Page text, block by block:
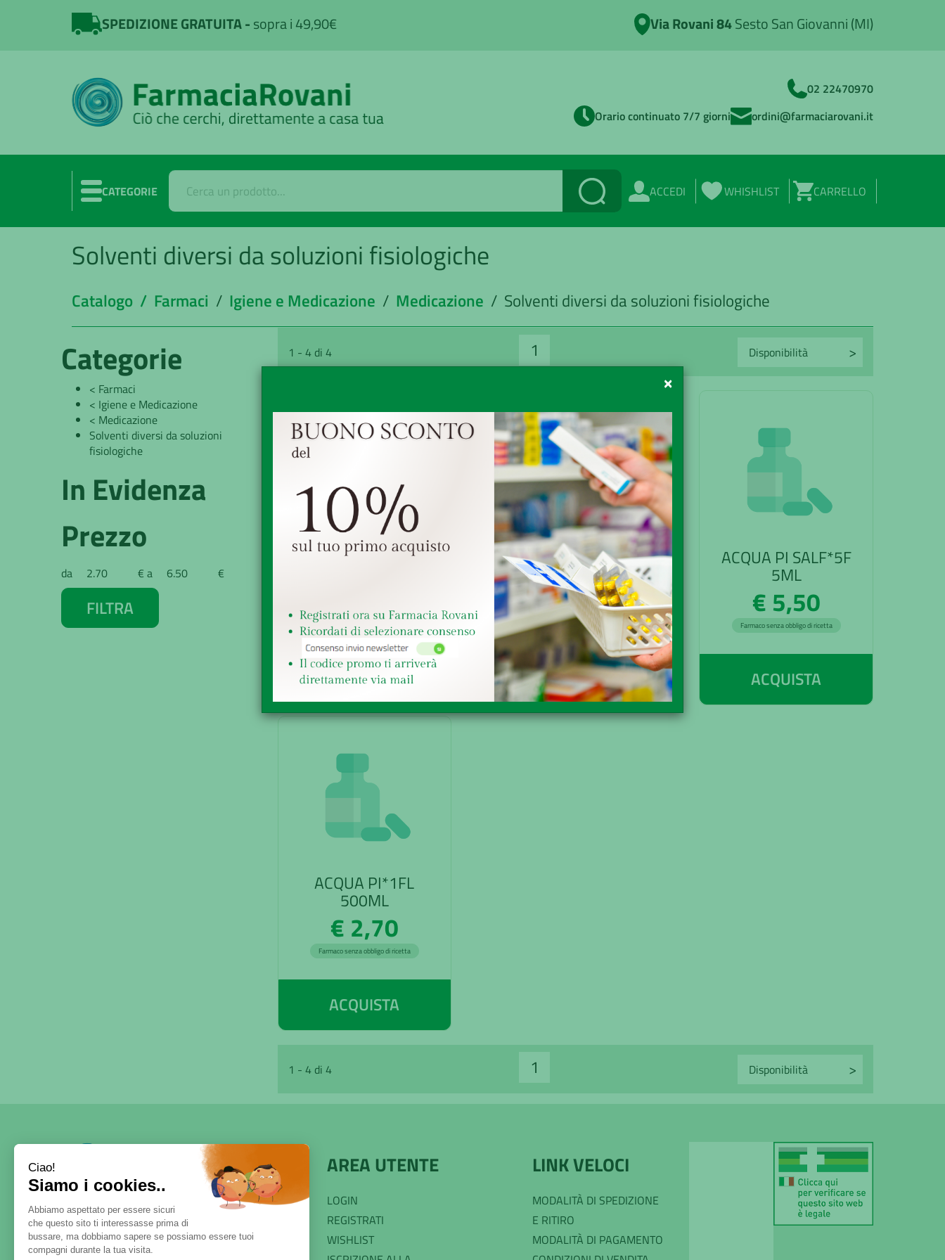
SPEDIZIONE GRATUITA sopra i 49,90€ Via Rovani 84Sesto San Giovanni (MI)
02 22470970
Orario continuato 7/7 giorni
ordini@farmaciarovani.it
CATEGORIE ACCEDI WHISHLIST CARRELLO
Cerca
Solventi diversi da soluzioni fisiologiche
Catalogo / Farmaci / Igiene e Medicazione / Medicazione / Solventi diversi da soluzioni fisiologiche
Categorie
< Farmaci
< Igiene e Medicazione
< Medicazione
Solventi diversi da soluzioni
fisiologiche
In Evidenza
Prezzo
filtra
da
da €
filtra
a
a €
1 - 4 di 4 1
ACQUA PI SALF*1FL
€ 3,00
Farmaco senza obbligo di ricetta
ACQUISTA
ACQUA PI SALF*5F
10ML
€ 6,50
Farmaco senza obbligo di ricetta
ACQUISTA
ACQUA PI SALF*5F
5ML
€ 5,50
Farmaco senza obbligo di ricetta
ACQUISTA
ACQUA PI*1FL
500ML
€ 2,70
Farmaco senza obbligo di ricetta
ACQUISTA
1 - 4 di 4 1
SERVE AIUTO?
DICONO DI NOI
PATOLOGIE E RIMEDI
CONTATTI
AREA UTENTE
LOGIN
REGISTRATI
WISHLIST
LINK VELOCI
MODALITÀ DI SPEDIZIONE
E RITIRO
MODALITÀ DI PAGAMENTO
×